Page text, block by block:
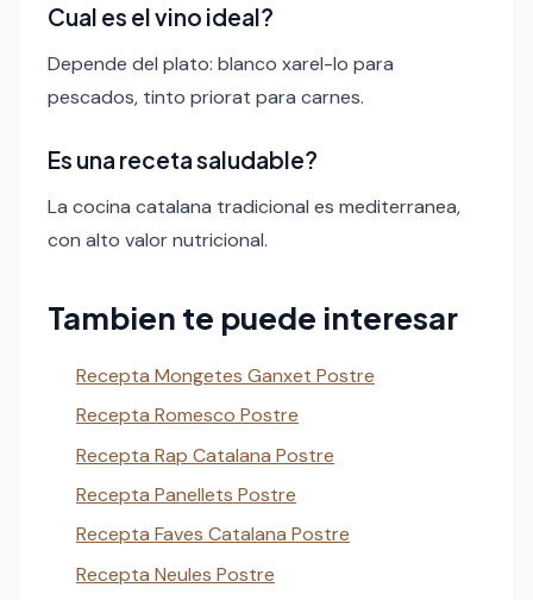
Cual es el vino ideal?
Depende del plato: blanco xarel-lo para
pescados, tinto priorat para carnes.
Es una receta saludable?
La cocina catalana tradicional es mediterranea,
con alto valor nutricional.
Tambien te puede interesar
Recepta Mongetes Ganxet Postre
Recepta Romesco Postre
Recepta Rap Catalana Postre
Recepta Panellets Postre
Recepta Faves Catalana Postre
Recepta Neules Postre